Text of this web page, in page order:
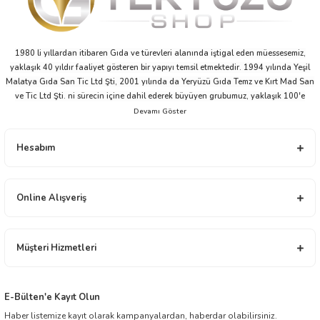
1980 li yıllardan itibaren Gıda ve türevleri alanında iştigal eden müessesemiz,
yaklaşık 40 yıldır faaliyet gösteren bir yapıyı temsil etmektedir. 1994 yılında Yeşil
Malatya Gıda San Tic Ltd Şti, 2001 yılında da Yeryüzü Gıda Temz ve Kırt Mad San
ve Tic Ltd Şti. ni sürecin içine dahil ederek büyüyen grubumuz, yaklaşık 100'e
yakın çalışanı ve ticari partnerleriyle beraber bu ivmesini devam ettirme niyeti ve
sektöründe faaliyet göstermektedir. Çikolata, Atıştırmalık, Elektronik, Ev - Yaşam,
anlayışını harmanlayarak, ticaretin zaman ve mekân faydasını yansıtmaya ilelebet
Hesabım
Online Alışveriş
Müşteri Hizmetleri
E-Bülten'e Kayıt Olun
Haber listemize kayıt olarak kampanyalardan, haberdar olabilirsiniz.